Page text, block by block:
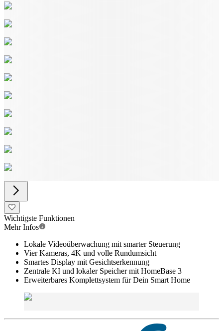
Wichtigste Funktionen
Mehr Infos
Lokale Videoüberwachung mit smarter Steuerung
Vier Kameras, 4K und volle Rundumsicht
Smartes Display mit Gesichtserkennung
Zentrale KI und lokaler Speicher mit HomeBase 3
Erweiterbares Komplettsystem für Dein Smart Home